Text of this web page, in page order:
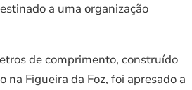
a uma organização
de comprimento, construído
Figueira da Foz, foi apresado a